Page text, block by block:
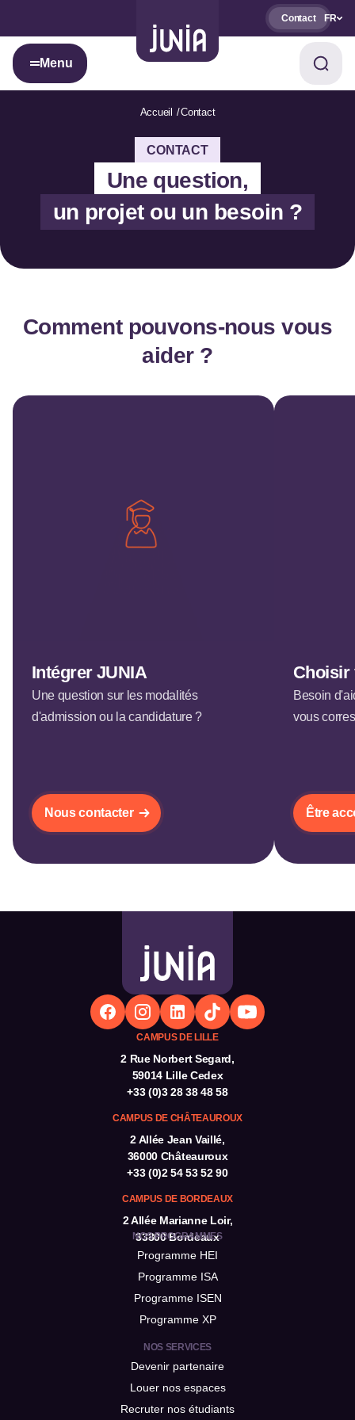
Contact FR
Menu
Accueil Contact
CONTACT
Une question,
un projet ou un besoin ?
Comment pouvons-nous vous
aider ?
Intégrer JUNIA
Une question sur les modalités
d'admission ou la candidature ?
Nous contacter
Choisir
Besoin
vous
Être
CAMPUS DE LILLE
2 Rue Norbert Segard,
59014 Lille Cedex
+33 (0)3 28 38 48 58
CAMPUS DE CHÂTEAUROUX
2 Allée Jean Vaillé,
36000 Châteauroux
+33 (0)2 54 53 52 90
CAMPUS DE BORDEAUX
2 Allée Marianne Loir,
33800 Bordeaux
NOS PROGRAMMES
Programme HEI
Programme ISA
Programme ISEN
Programme XP
NOS SERVICES
Devenir partenaire
Louer nos espaces
Recruter nos étudiants